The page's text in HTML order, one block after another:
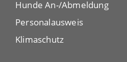
Hunde An-/Abmeldung
Personalausweis
Klimaschutz